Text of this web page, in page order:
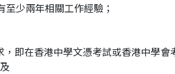
少兩年相關工作經驗；
，即在香港中學文憑考試或香港中學